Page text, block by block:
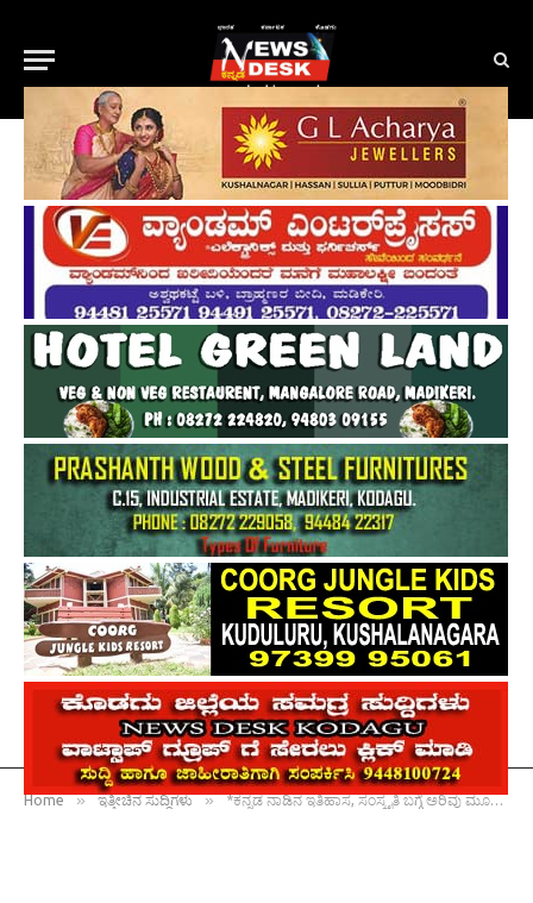
Home » ಇತ್ತೀಚಿನ ಸುದ್ದಿಗಳು » *ಕನ್ನಡ ನಾಡಿನ ಇತಿಹಾಸ, ಸಂಸ್ಕೃತಿ ಬಗ್ಗೆ ಅರಿವು ಮೂಡಿಸುವುದು ಪ್ರತಿಯೊಬ್ಬರ ಜವಾಬ್ದಾರಿ : ಎಂಎಲ್‍ಸಿ ಸುಜಾ ಕುಶಾಲಪ್ಪ*